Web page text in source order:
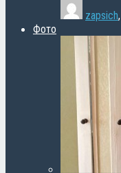
zapsich,
Фото